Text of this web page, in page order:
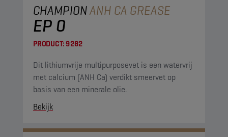
CHAMPIONANH CA GREASE
EP 0
PRODUCT:9282
Dit lithiumvrije multipurposevet is een watervrij
met calcium (ANH Ca) verdikt smeervet op
basis van een minerale olie.
Bekijk